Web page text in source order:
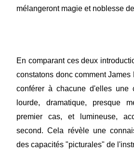
mélangeront magie et noblesse
En comparant ces deux
constatons donc comment James
conférer à chacune d'elles une
lourde, dramatique, presque
premier cas, et lumineuse,
second. Cela révèle une
des capacités "picturales" de